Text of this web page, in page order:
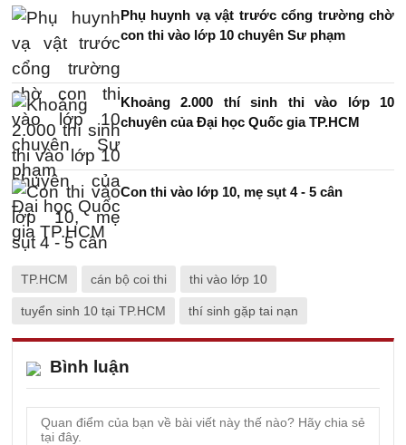
Phụ huynh vạ vật trước cổng trường chờ
con thi vào lớp 10 chuyên Sư phạm
Khoảng 2.000 thí sinh thi vào lớp 10
chuyên của Đại học Quốc gia TP.HCM
Con thi vào lớp 10, mẹ sụt 4 - 5 cân
TP.HCM cán bộ coi thi thi vào lớp 10
tuyển sinh 10 tại TP.HCM thí sinh gặp tai nạn
Bình luận